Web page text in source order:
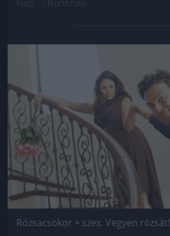
Rózsacsokor = szex. Vegyen rózsát!